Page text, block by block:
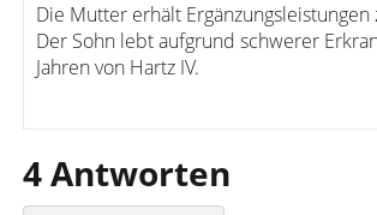
Die Mutter erhält Ergänzungsleistungen
Der Sohn lebt aufgrund schwerer
Jahren von Hartz IV.
4 Antworten